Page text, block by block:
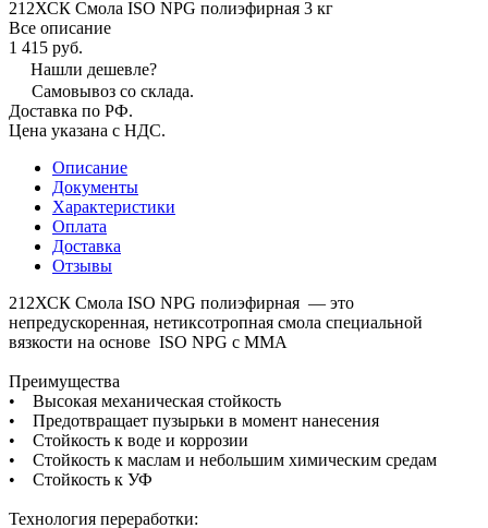
212ХСК Смола ISO NPG полиэфирная 3 кг
Все описание
1 415 руб.
Нашли дешевле?
Самовывоз со склада.
Доставка по РФ.
Цена указана с НДС.
Описание
Документы
Характеристики
Оплата
Доставка
Отзывы
212ХСК Смола ISO NPG полиэфирная — это
непредускоренная, нетиксотропная смола специальной
вязкости на основе ISO NPG с ММА
Преимущества
• Высокая механическая стойкость
• Предотвращает пузырьки в момент нанесения
• Стойкость к воде и коррозии
• Стойкость к маслам и небольшим химическим средам
• Стойкость к УФ
Технология переработки: